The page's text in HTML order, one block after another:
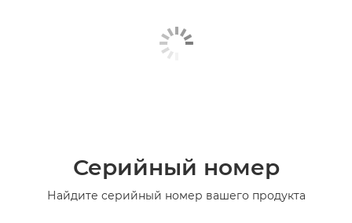
Серийный номер
Найдите серийный номер вашего продукта